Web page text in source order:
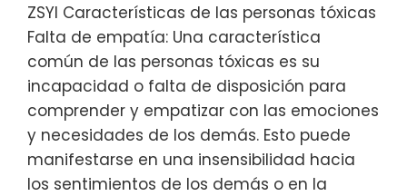
ZSYI Características de las personas tóxicas
Falta de empatía: Una característica
común de las personas tóxicas es su
incapacidad o falta de disposición para
comprender y empatizar con las emociones
y necesidades de los demás. Esto puede
manifestarse en una insensibilidad hacia
los sentimientos de los demás o en la